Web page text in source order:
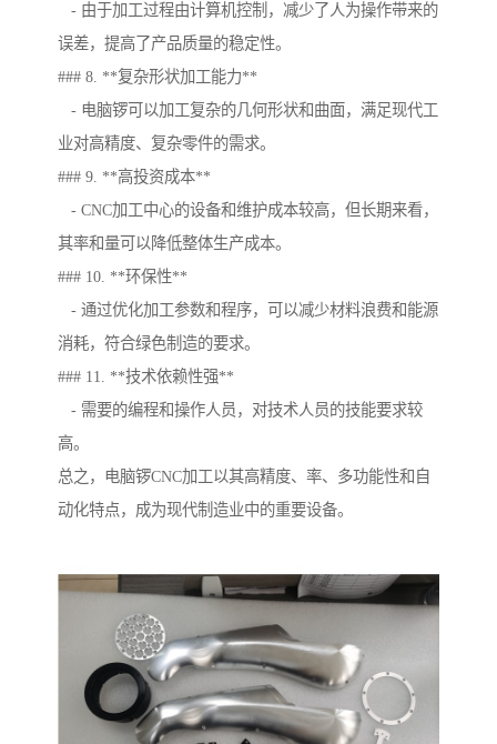
- 由于加工过程由计算机控制，减少了人为操作带来的
误差，提高了产品质量的稳定性。
### 8. **复杂形状加工能力**
- 电脑锣可以加工复杂的几何形状和曲面，满足现代工
业对高精度、复杂零件的需求。
### 9. **高投资成本**
- CNC加工中心的设备和维护成本较高，但长期来看，
其率和量可以降低整体生产成本。
### 10. **环保性**
- 通过优化加工参数和程序，可以减少材料浪费和能源
消耗，符合绿色制造的要求。
### 11. **技术依赖性强**
- 需要的编程和操作人员，对技术人员的技能要求较
高。
总之，电脑锣CNC加工以其高精度、率、多功能性和自
动化特点，成为现代制造业中的重要设备。